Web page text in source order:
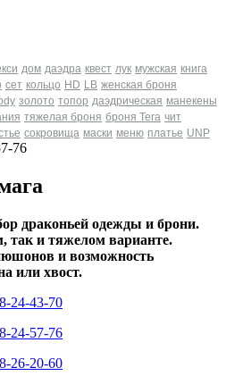
дом даэдра квест лук мужская книга
сет кольцо HD LB женская броня
золото топор даэдрическая манекены
тяжелая броня броня Tera чит
сокровища маски меню платье UNP
драконьей одежды и брони.
так и тяжелом варианте.
и возможность
или хвост.